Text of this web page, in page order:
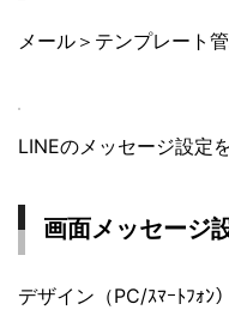
メール＞テンプレート
LINEのメッセージ設定
画面メッセージ
デザイン（PC/ｽﾏｰﾄﾌｫﾝ